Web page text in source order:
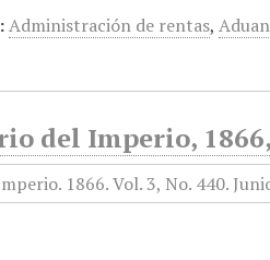
Administración de rentas,
del Imperio,